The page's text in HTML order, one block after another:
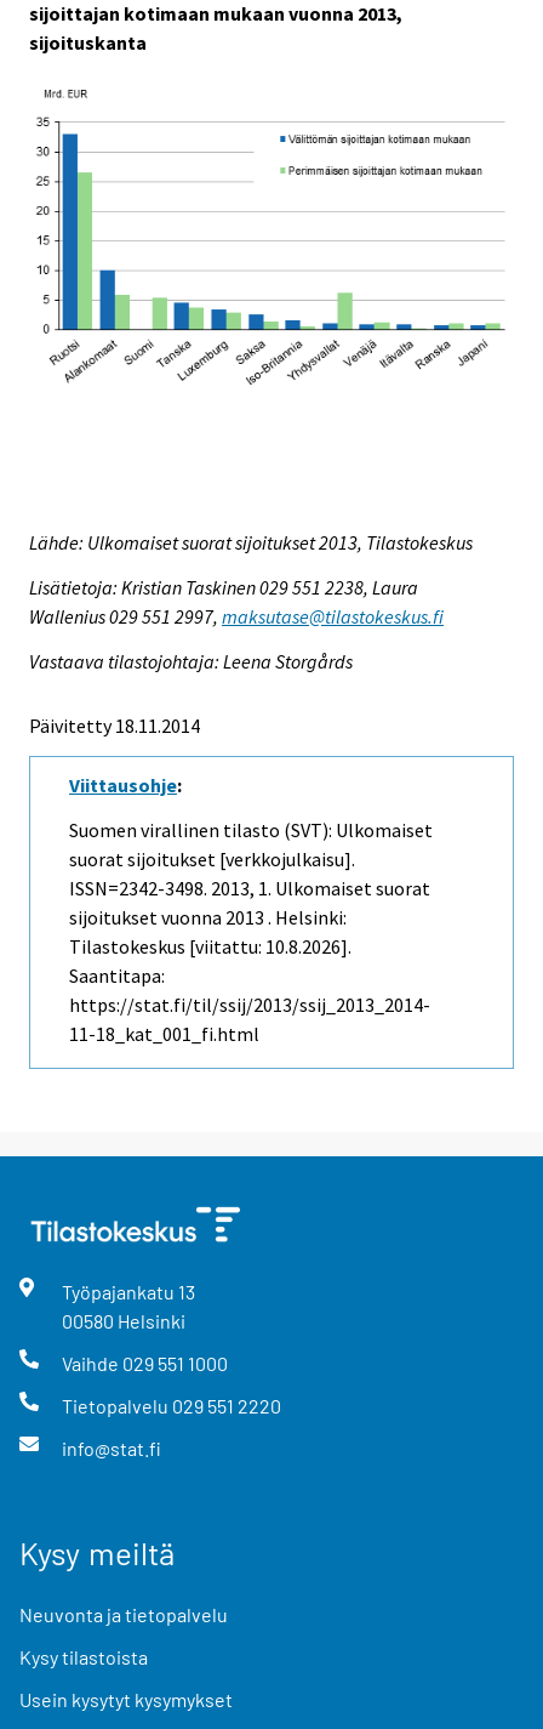
sijoittajan kotimaan mukaan vuonna 2013,
sijoituskanta
Lähde: Ulkomaiset suorat sijoitukset 2013, Tilastokeskus
Lisätietoja: Kristian Taskinen 029 551 2238, Laura
Wallenius 029 551 2997, maksutase@tilastokeskus.fi
Vastaava tilastojohtaja: Leena Storgårds
Päivitetty 18.11.2014
Viittausohje:
Suomen virallinen tilasto (SVT): Ulkomaiset
suorat sijoitukset [verkkojulkaisu].
ISSN=2342-3498. 2013, 1. Ulkomaiset suorat
sijoitukset vuonna 2013 . Helsinki:
Tilastokeskus [viitattu: 10.8.2026].
Saantitapa:
https://stat.fi/til/ssij/2013/ssij_2013_2014-
11-18_kat_001_fi.html
Työpajankatu 13
00580 Helsinki
Vaihde 029 551 1000
Tietopalvelu 029 551 2220
info@stat.fi
Kysy meiltä
Neuvonta ja tietopalvelu
Kysy tilastoista
Usein kysytyt kysymykset